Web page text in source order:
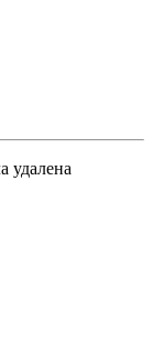
удалена